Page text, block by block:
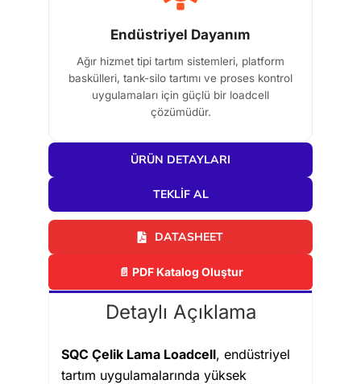
Endüstriyel Dayanım
Ağır hizmet tipi tartım sistemleri, platform
baskülleri, tank-silo tartımı ve proses kontrol
uygulamaları için güçlü bir loadcell
çözümüdür.
ÜRÜN DETAYLARI
TEKLIF AL
DATASHEET
📄 PDF Katalog Oluştur
Detaylı Açıklama
SQC Çelik Lama Loadcell, endüstriyel
tartım uygulamalarında yüksek